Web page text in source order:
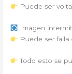
Puede ser
Imagen
Puede ser falla
Todo esto se